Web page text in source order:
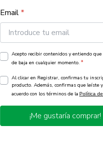
Email*
Acepto recibir contenidos y entiendo que
de baja en cualquier momento. *
Al clicar en Registrar, confirmas tu
producto. Además, confirmas que leíste
acuerdo con los términos de la Política
¡Me gustaría comprar!